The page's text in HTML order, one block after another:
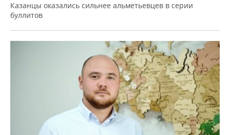
Казанцы оказались сильнее альметьевцев в серии
буллитов